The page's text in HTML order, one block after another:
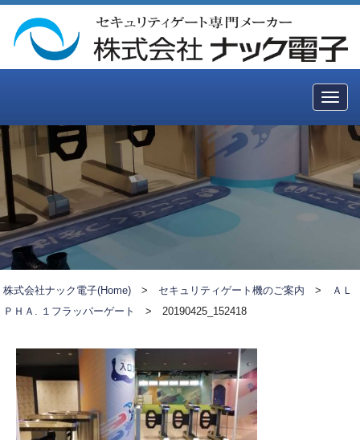
株式会社ナック電子(Home) > セキュリティゲート機のご案内 >
ＡＬ
ＰＨＡ. １フラッパーゲート
> 20190425_152418